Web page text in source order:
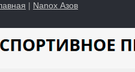
| Nanox Азов